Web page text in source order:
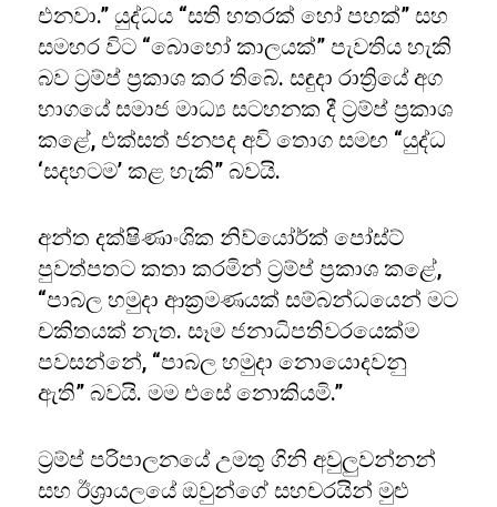
එනවා.” යුද්ධය “සති හතරක් හෝ පහක්” සහ
සමහර විට “බොහෝ කාලයක්” පැවතිය හැකි
බව ට්‍රම්ප් ප්‍රකාශ කර තිබේ. සඳුදා රාත්‍රියේ අග
භාගයේ සමාජ මාධ්‍ය සටහනක දී ට්‍රම්ප් ප්‍රකාශ
කළේ, එක්සත් ජනපද අවි තොග සමඟ “යුද්ධ
‘සදහටම’ කළ හැකි” බවයි.
අන්ත දක්ෂිණාංශික නිව්යෝර්ක් පෝස්ට්
පුවත්පතට කතා කරමින් ට්‍රම්ප් ප්‍රකාශ කළේ,
“පාබල හමුදා ආක්‍රමණයක් සම්බන්ධයෙන් මට
චකිතයක් නැත. සෑම ජනාධිපතිවරයෙක්ම
පවසන්නේ, “පාබල හමුදා නොයොදවනු
ඇති” බවයි. මම එසේ නොකියමි.”
ට්‍රම්ප් පරිපාලනයේ උමතු ගිනි අවුලුවන්නන්
සහ ඊශ්‍රායලයේ ඔවුන්ගේ සහචරයින් මුළු